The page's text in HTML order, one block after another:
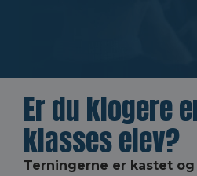
Er du klogere
klasses elev?
Terningerne er kastet